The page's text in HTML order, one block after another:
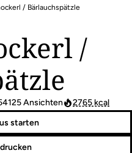
/ Bärlauchspätzle
/
Ansichten 2765 kcal
starten